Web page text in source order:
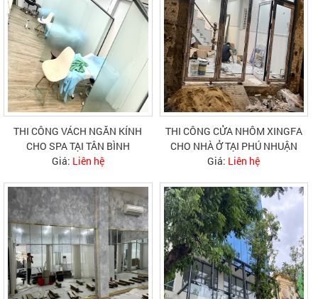
THI CÔNG VÁCH NGĂN KÍNH
CHO SPA TẠI TÂN BÌNH
Giá: Liên hệ
THI CÔNG CỬA NHÔM XINGFA
CHO NHÀ Ở TẠI PHÚ NHUẬN
Giá: Liên hệ